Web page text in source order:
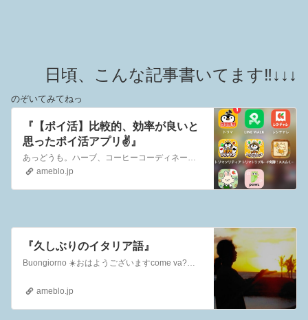
日頃、こんな記事書いてます‼️↓↓↓
のぞいてみてねっ
『【ポイ活】比較的、効率が良いと
思ったポイ活アプリ✌️』
あっどうも。ハーブ、コーヒーコーディネーターのNERO 🇮🇹です。ご訪問ありがとうございます😊いつも、ハーブもコーヒーも関係のないことばかり書いておりますが……
ameblo.jp
『久しぶりのイタリア語』
Buongiorno ☀️おはようございますcome va?ごきげんようCome stai oggi?今日の調子はどう？今日の調子はどう？肌ラボ 極潤 ハリパ…
ameblo.jp